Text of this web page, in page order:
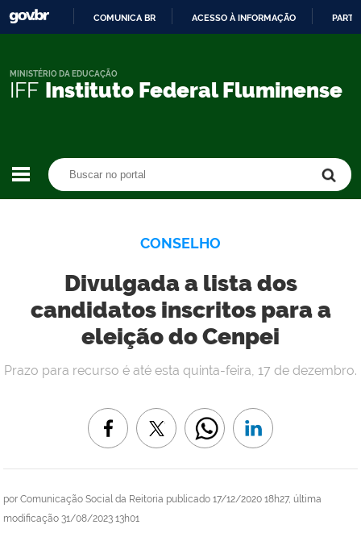
CONTEÚDO
COMUNICA BR ACESSO À INFORMAÇÃO
IFF Instituto Federal Fluminense
MINISTÉRIO DA EDUCAÇÃO
CONSELHO
Divulgada a lista dos
candidatos inscritos para a
eleição do Cenpei
por Comunicação Social da Reitoria publicado 17/12/2020 18h27, última
modificação 31/08/2023 13h01
Prazo para recurso é até esta quinta-feira, 17 de dezembro.